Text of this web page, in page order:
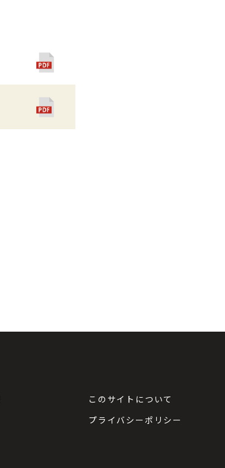
このサイトについて
プライバシーポリシー